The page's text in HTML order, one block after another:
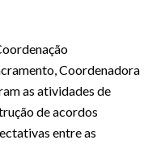
Coordenadora
as atividades de
de acordos
entre as